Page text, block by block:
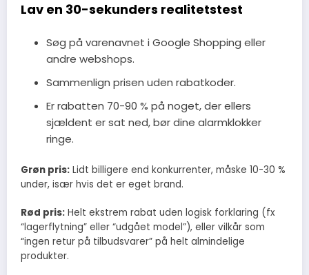
Lav en 30-sekunders realitetstest
Søg på varenavnet i Google Shopping eller
andre webshops.
Sammenlign prisen uden rabatkoder.
Er rabatten 70-90 % på noget, der ellers
sjældent er sat ned, bør dine alarmklokker
ringe.
Grøn pris: Lidt billigere end konkurrenter, måske 10-30 %
under, især hvis det er eget brand.
Rød pris: Helt ekstrem rabat uden logisk forklaring (fx
“lagerflytning” eller “udgået model”), eller vilkår som
“ingen retur på tilbudsvarer” på helt almindelige
produkter.